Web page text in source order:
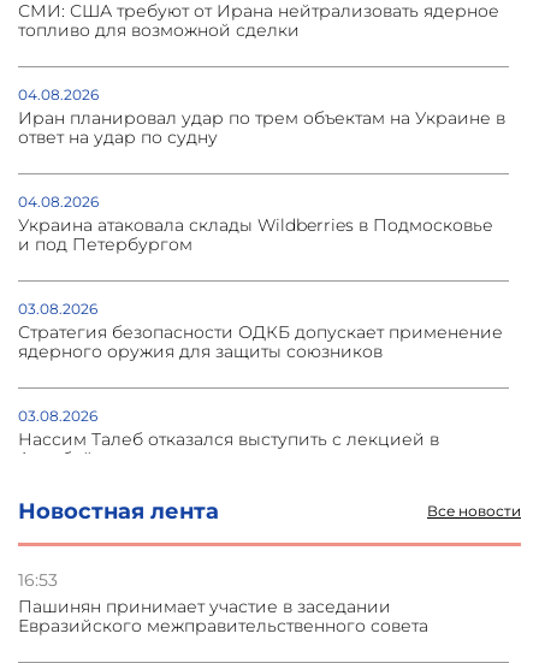
Новостная лента Все новости
16:53
Пашинян принимает участие в заседании
Евразийского межправительственного совета
СМИ: США требуют от Ирана нейтрализовать ядерное
топливо для возможной сделки
04.08.2026
Иран планировал удар по трем объектам на Украине в
ответ на удар по судну
04.08.2026
Украина атаковала склады Wildberries в Подмосковье
и под Петербургом
03.08.2026
Стратегия безопасности ОДКБ допускает применение
ядерного оружия для защиты союзников
03.08.2026
Нассим Талеб отказался выступить с лекцией в
Азербайджане
31.07.2026
Сотрудничество и очереди – детали визита главы
31.07.2026